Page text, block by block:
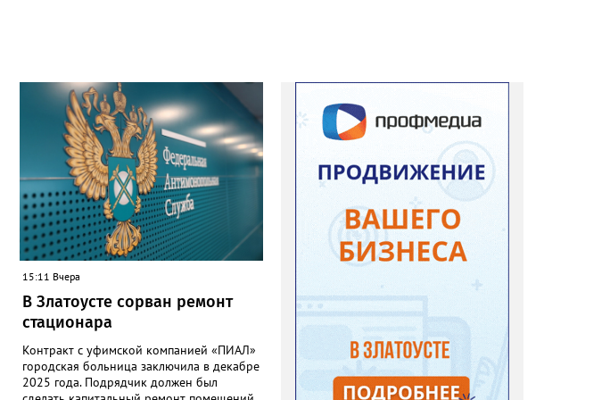
15:11 Вчера
В Златоусте сорван ремонт
стационара
Контракт с уфимской компанией «ПИАЛ»
городская больница заключила в декабре
2025 года. Подрядчик должен был